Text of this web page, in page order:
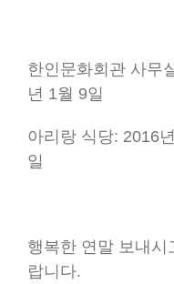
한인문화회관 사무
년 1월 9일
아리랑 식당: 2016
일
행복한 연말 보내
랍니다.